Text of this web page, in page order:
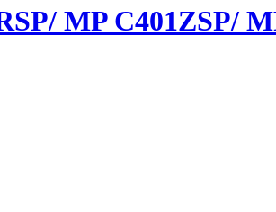
MP C401ZSP/